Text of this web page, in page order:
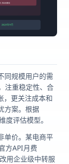
同规模用户的需
注重稳定性、合
，更关注成本和
方案。根据
度评估模型。
单价。某电商平
方API月费
用企业级中转服